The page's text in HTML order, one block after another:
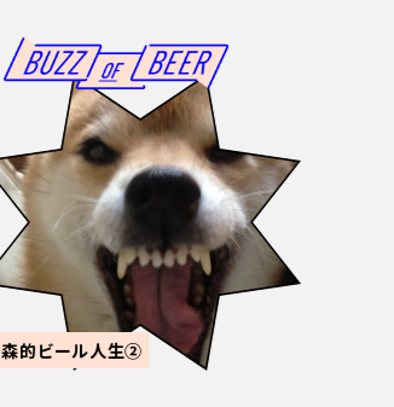
森的ビール人生②